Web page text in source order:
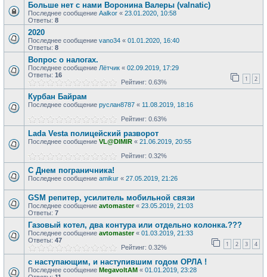
Больше нет с нами Воронина Валеры (valnatic)
Последнее сообщение Aalkor « 23.01.2020, 10:58
Ответы: 8
2020
Последнее сообщение vano34 « 01.01.2020, 16:40
Ответы: 8
Вопрос о налогах.
Последнее сообщение Лётчик « 02.09.2019, 17:29
Ответы: 16 1 2
Рейтинг: 0.63%
Курбан Байрам
Последнее сообщение руслан8787 « 11.08.2019, 18:16
Рейтинг: 0.63%
Lada Vesta полицейский разворот
Последнее сообщение VL@DIMIR « 21.06.2019, 20:55
Рейтинг: 0.32%
С Днем пограничника!
Последнее сообщение amikur « 27.05.2019, 21:26
GSM репитер, усилитель мобильной связи
Последнее сообщение avtomaster« 23.05.2019, 21:03
Ответы: 7
Газовый котел, два контура или отдельно колонка.???
Последнее сообщение avtomaster« 01.03.2019, 21:33
Ответы: 47 1 2 3 4
Рейтинг: 0.32%
с наступающим, и наступившим годом ОРЛА !
Последнее сообщение MegavoltAM « 01.01.2019, 23:28